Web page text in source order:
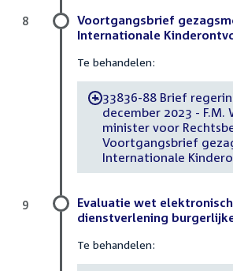
Voortgangsbrief
Internationale
Te behandelen:
-33836-88 Brief
december 2023 - F.M.
minister voor
Voortgangsbrief
Internationale
8
Evaluatie wet
dienstverlening
Te behandelen:
9